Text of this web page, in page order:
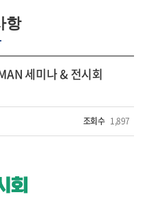
항
세미나 & 전시회
조회수 1,897